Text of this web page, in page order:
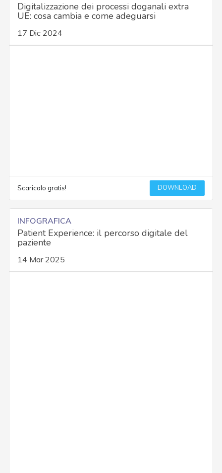
Digitalizzazione dei processi doganali extra
UE: cosa cambia e come adeguarsi
17 Dic 2024
Scaricalo gratis! DOWNLOAD
INFOGRAFICA
Patient Experience: il percorso digitale del
paziente
14 Mar 2025